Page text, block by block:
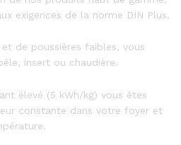
exigences de la norme DIN Plus.
de poussières faibles, vous
insert ou chaudière.
élevé (5 kWh/kg) vous êtes
constante dans votre foyer et